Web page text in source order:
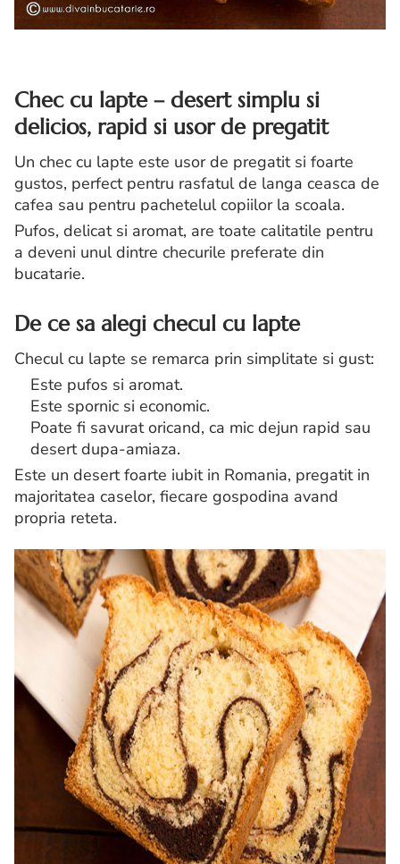
Chec cu lapte – desert simplu si
delicios, rapid si usor de pregatit
Un chec cu lapte este usor de pregatit si foarte
gustos, perfect pentru rasfatul de langa ceasca de
cafea sau pentru pachetelul copiilor la scoala.
Pufos, delicat si aromat, are toate calitatile pentru
a deveni unul dintre checurile preferate din
bucatarie.
De ce sa alegi checul cu lapte
Checul cu lapte se remarca prin simplitate si gust:
Este pufos si aromat.
Este spornic si economic.
Poate fi savurat oricand, ca mic dejun rapid sau
desert dupa-amiaza.
Este un desert foarte iubit in Romania, pregatit in
majoritatea caselor, fiecare gospodina avand
propria reteta.